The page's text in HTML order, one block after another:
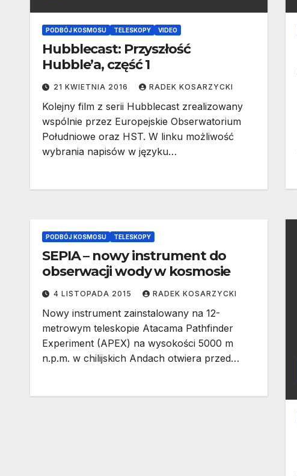
PODBÓJ KOSMOSU TELESKOPY VIDEO
Hubblecast: Przyszłość
Hubble’a, część 1
21 KWIETNIA 2016 RADEK KOSARZYCKI
Kolejny film z serii Hubblecast zrealizowany
wspólnie przez Europejskie Obserwatorium
Południowe oraz HST. W linku możliwość
wybrania napisów w języku…
PODBÓJ KOSMOSU TELESKOPY
SEPIA – nowy instrument do
obserwacji wody w kosmosie
4 LISTOPADA 2015 RADEK KOSARZYCKI
Nowy instrument zainstalowany na 12-
metrowym teleskopie Atacama Pathfinder
Experiment (APEX) na wysokości 5000 m
n.p.m. w chilijskich Andach otwiera przed…